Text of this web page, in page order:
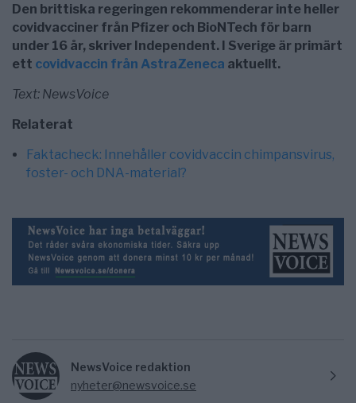
Den brittiska regeringen rekommenderar inte heller
covidvacciner från Pfizer och BioNTech för barn
under 16 år, skriver Independent. I Sverige är primärt
ett covidvaccin från AstraZeneca aktuellt.
Text: NewsVoice
Relaterat
Faktacheck: Innehåller covidvaccin chimpansvirus,
foster- och DNA-material?
NewsVoice redaktion
nyheter@newsvoice.se